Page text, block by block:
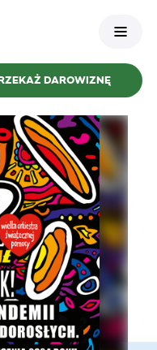
DAROWIZNĘ